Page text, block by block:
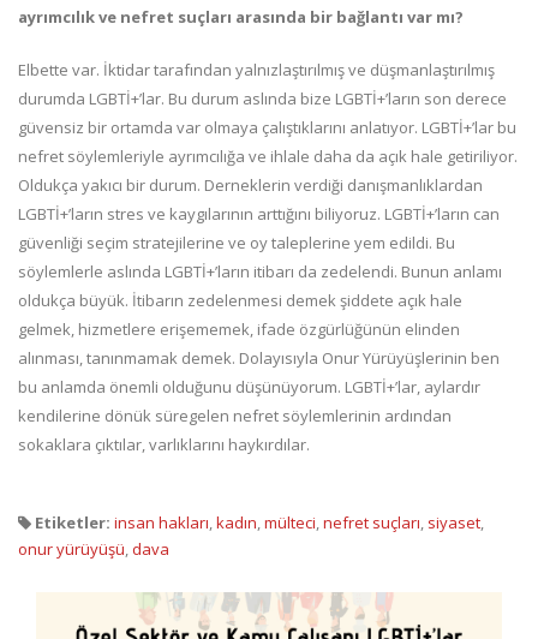
ayrımcılık ve nefret suçları arasında bir bağlantı var mı?
Elbette var. İktidar tarafından yalnızlaştırılmış ve düşmanlaştırılmış
durumda LGBTİ+’lar. Bu durum aslında bize LGBTİ+’ların son derece
güvensiz bir ortamda var olmaya çalıştıklarını anlatıyor. LGBTİ+’lar bu
nefret söylemleriyle ayrımcılığa ve ihlale daha da açık hale getiriliyor.
Oldukça yakıcı bir durum. Derneklerin verdiği danışmanlıklardan
LGBTİ+’ların stres ve kaygılarının arttığını biliyoruz. LGBTİ+’ların can
güvenliği seçim stratejilerine ve oy taleplerine yem edildi. Bu
söylemlerle aslında LGBTİ+’ların itibarı da zedelendi. Bunun anlamı
oldukça büyük. İtibarın zedelenmesi demek şiddete açık hale
gelmek, hizmetlere erişememek, ifade özgürlüğünün elinden
alınması, tanınmamak demek. Dolayısıyla Onur Yürüyüşlerinin ben
bu anlamda önemli olduğunu düşünüyorum. LGBTİ+’lar, aylardır
kendilerine dönük süregelen nefret söylemlerinin ardından
sokaklara çıktılar, varlıklarını haykırdılar.
Etiketler: insan hakları kadın mülteci nefret suçları siyaset
onur yürüyüşü dava